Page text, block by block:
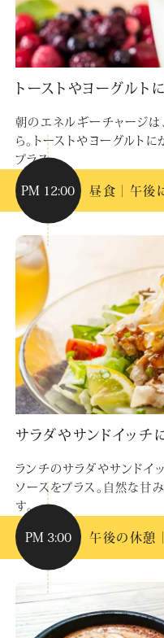
トーストやヨーグルト
朝のエネルギーチャージは
ら。トーストやヨーグルト
プラス。
PM 12:00 昼食｜午後
サラダやサンドイッチ
ランチのサラダやサンドイ
ソースをプラス。自然な甘
す。
PM 3:00 午後の休憩